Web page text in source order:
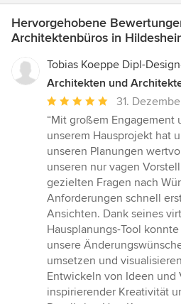
Hervorgehobene
Architektenbüros in
Tobias Koeppe Dipl-
Architekten und
Durchschnittliche
Bewertung:
5
von
5
Sternen
31.
“Mit großem Engagement
unserem Hausprojekt hat
unseren Planungen
unseren nur vagen
gezielten Fragen nach
Anforderungen schnell
Ansichten. Dank seines
Hausplanungs-Tool
unsere
umsetzen und
Entwickeln von Ideen und
inspirierender Kreativität